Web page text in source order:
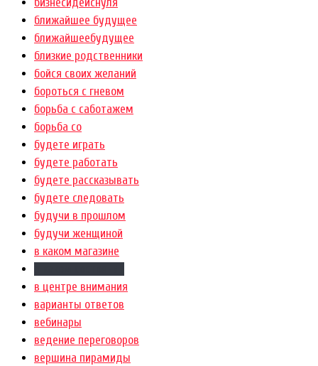
бизнесидеиснуля
ближайшее будущее
ближайшеебудущее
близкие родственники
бойся своих желаний
бороться с гневом
борьба с саботажем
борьба со
будете играть
будете работать
будете рассказывать
будете следовать
будучи в прошлом
будучи женщиной
в каком магазине
в центре внимания
варианты ответов
вебинары
ведение переговоров
вершина пирамиды